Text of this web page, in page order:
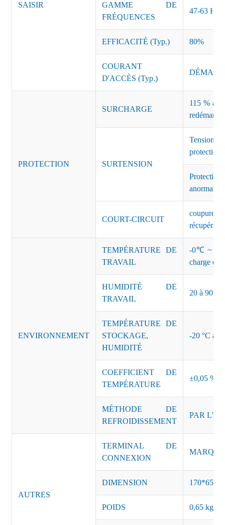
SAISIR
GAMME DE
FRÉQUENCES
47-63 Hz
EFFICACITÉ (Typ.) 80%
COURANT
D'ACCÈS (Typ.)
PROTECTION
SURCHARGE
115 % à
SURTENSION
Tension
protection
anormales
COURT-CIRCUIT
coupure
ENVIRONNEMENT
TEMPÉRATURE DE
TRAVAIL
-0℃ ~
charge de
HUMIDITÉ DE
TRAVAIL
20 à 90 %
TEMPÉRATURE DE
STOCKAGE,
HUMIDITÉ
-20 °C à
COEFFICIENT DE
TEMPÉRATURE
±0,05 %/
MÉTHODE DE
REFROIDISSEMENT
PAR
AUTRES
TERMINAL DE
CONNEXION
DIMENSION
POIDS 0,65 kg/